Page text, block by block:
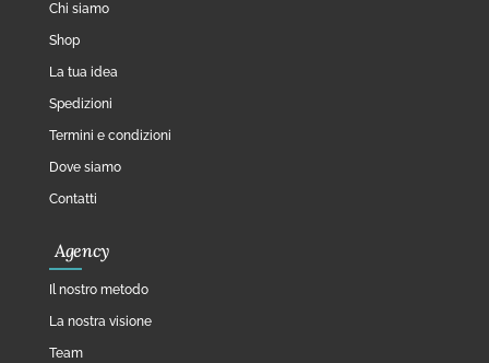
Chi siamo
Shop
La tua idea
Spedizioni
Termini e condizioni
Dove siamo
Contatti
Agency
Il nostro metodo
La nostra visione
Team